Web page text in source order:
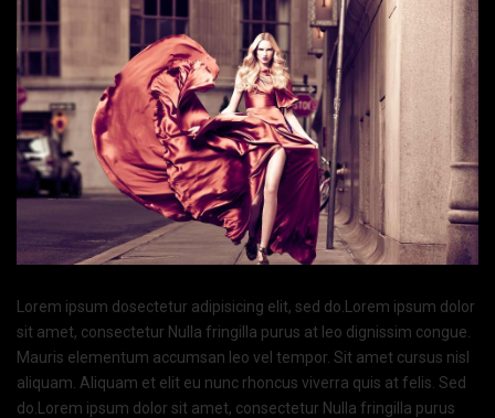
Lorem ipsum dosectetur adipisicing elit, sed do.Lorem ipsum dolor
sit amet, consectetur Nulla fringilla purus at leo dignissim congue.
Mauris elementum accumsan leo vel tempor. Sit amet cursus nisl
aliquam. Aliquam et elit eu nunc rhoncus viverra quis at felis. Sed
do.Lorem ipsum dolor sit amet, consectetur Nulla fringilla purus